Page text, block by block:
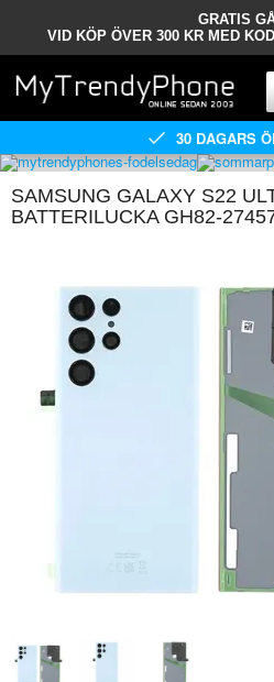
GRATIS
VID KÖP ÖVER 300 KR MED
30 DAGARS
SAMSUNG GALAXY S22
BATTERILUCKA GH82-